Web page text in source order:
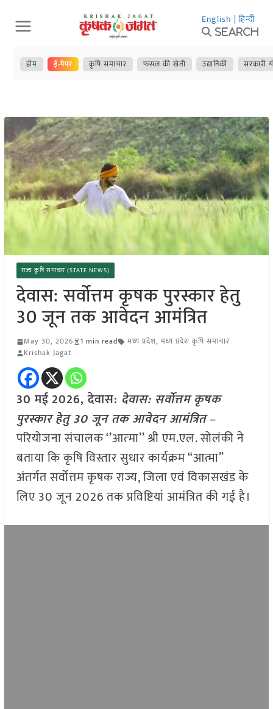
Skip
to
content
English | हिन्दी
Search
होम ई-पेपर कृषि समाचार फसल की खेती उद्यानिकी सरकारी
राज्य कृषि समाचार (STATE NEWS)
देवास: सर्वोत्तम कृषक पुरस्कार हेतु
30 जून तक आवेदन आमंत्रित
May 30, 2026 1 min read मध्य प्रदेश, मध्य प्रदेश कृषि समाचार
Krishak Jagat
30 मई2026,देवास: देवास: सर्वोत्तम कृषक
पुरस्कार हेतु 30 जून तक आवेदन आमंत्रित–
परियोजना संचालक ‘’आत्‍मा’’ श्री एम.एल. सोलंकी ने
बताया कि कृषि विस्तार सुधार कार्यक्रम “आत्मा”
अंतर्गत सर्वोत्तम कृषक राज्य, जिला एवं विकासखंड के
लिए 30 जून 2026 तक प्रविष्टियां आमंत्रित की गई है।